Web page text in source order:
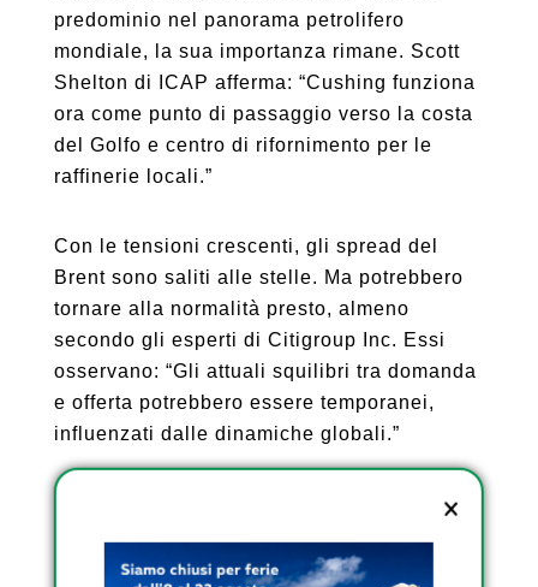
predominio nel panorama petrolifero
mondiale, la sua importanza rimane. Scott
Shelton di ICAP afferma: “Cushing funziona
ora come punto di passaggio verso la costa
del Golfo e centro di rifornimento per le
raffinerie locali.”
Con le tensioni crescenti, gli spread del
Brent sono saliti alle stelle. Ma potrebbero
tornare alla normalità presto, almeno
secondo gli esperti di Citigroup Inc. Essi
osservano: “Gli attuali squilibri tra domanda
e offerta potrebbero essere temporanei,
influenzati dalle dinamiche globali.”
In breve, la danza del petrolio continua, e